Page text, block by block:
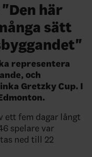
här
sätt
representera
och
Gretzky Cup. I
ett fem dagar långt
spelare var
ned till 22